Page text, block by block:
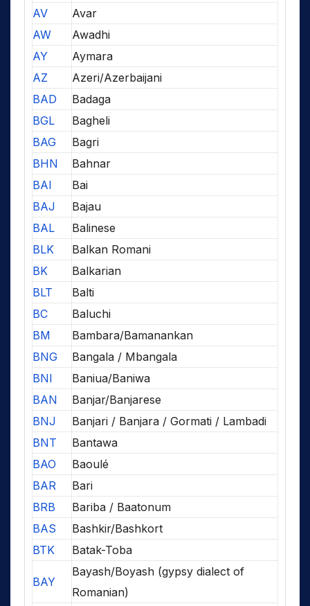
AV
Avar
AW
Awadhi
AY
Aymara
AZ
Azeri/Azerbaijani
BAD
Badaga
BGL
Bagheli
BAG
Bagri
BHN
Bahnar
BAI
Bai
BAJ
Bajau
BAL
Balinese
BLK
Balkan Romani
BK
Balkarian
BLT
Balti
BC
Baluchi
BM
Bambara/Bamanankan
BNG
Bangala / Mbangala
BNI
Baniua/Baniwa
BAN
Banjar/Banjarese
BNJ
Banjari / Banjara / Gormati / Lambadi
BNT
Bantawa
BAO
Baoulé
BAR
Bari
BRB
Bariba / Baatonum
BAS
Bashkir/Bashkort
BTK
Batak-Toba
BAY
Bayash/Boyash (gypsy dialect of
Romanian)